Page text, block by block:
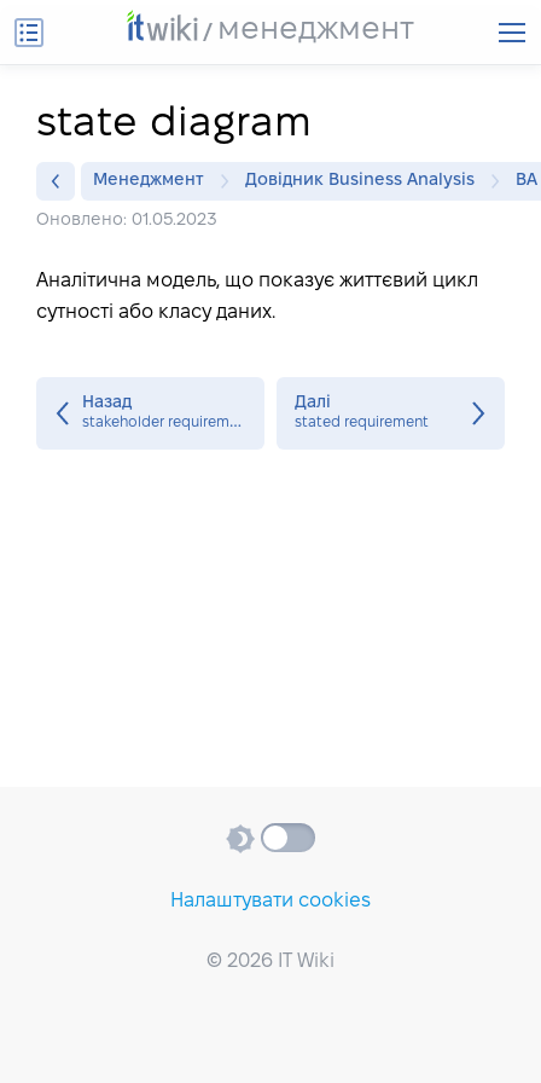
менеджмент
state diagram
Менеджмент Довідник Business Analysis BA
Оновлено: 01.05.2023
Аналітична модель, що показує життєвий цикл
сутності або класу даних.
Назад
s
takeholder requirement
Далі
stated requirement
Налаштувати cookies
© 2026 IT Wiki